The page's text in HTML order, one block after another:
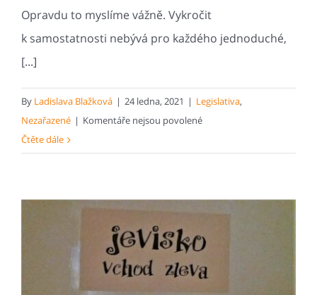
Opravdu to myslíme vážně. Vykročit
k samostatnosti nebývá pro každého jednoduché,
[...]
By Ladislava Blažková | 24 ledna, 2021 | Legislativa,
Nezařazené | Komentáře nejsou povolenéu
bydlení?
To
jako
fakt?!
Čtěte dále